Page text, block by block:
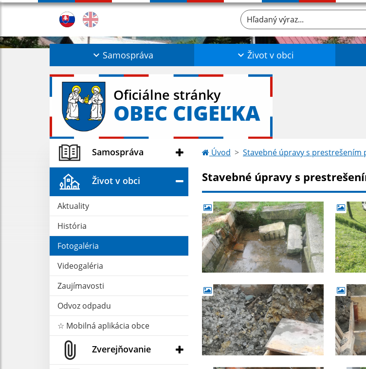
Hľadaný výraz...
Samospráva Život v obci
Oficiálne stránky
OBEC CIGEĽKA
Samospráva
Život v obci
Aktuality
História
Fotogaléria
Videogaléria
Zaujímavosti
Odvoz odpadu
☆ Mobilná aplikácia obce
Zverejňovanie
Úvod Stavebné úpravy s
Stavebné úpravy s